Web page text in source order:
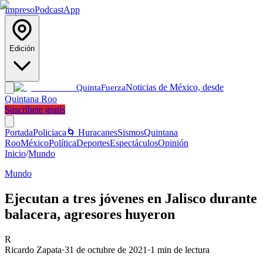
ImpresoPodcastApp
Edición
QuintaFuerzaNoticias de México, desde
Quintana Roo
Suscríbete gratis
PortadaPoliciaca 🌀 HuracanesSismosQuintana
RooMéxicoPolíticaDeportesEspectáculosOpinión
Inicio/Mundo
Mundo
Ejecutan a tres jóvenes en Jalisco durante
balacera, agresores huyeron
R
Ricardo Zapata·31 de octubre de 2021 ·1 min de lectura